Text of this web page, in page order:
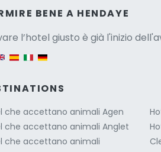
BENE A HENDAYE
l’hotel giusto è già l'inizio
che accettano animali Agen
che accettano animali Anglet
che accettano animali